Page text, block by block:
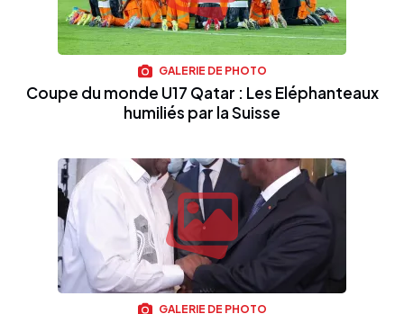
GALERIE DE PHOTO
Coupe du monde U17 Qatar : Les Eléphanteaux
humiliés par la Suisse
GALERIE DE PHOTO